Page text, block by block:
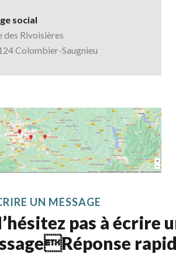
social
des Rivoisières
Colombier-Saugnieu
UN MESSAGE
pas à écrire